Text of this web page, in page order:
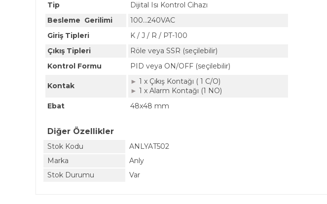
Tip
Dijital Isı Kontrol Cihazı
Besleme Gerilimi
100...240VAC
Giriş Tipleri
K / J / R / PT-100
Çıkış Tipleri
Röle veya SSR (seçilebilir)
Kontrol Formu
PID veya ON/OFF (seçilebilir)
Kontak ► 1 x Çıkış Kontağı ( 1 C/O)
► 1 x Alarm Kontağı (1 NO)
Ebat
48x48 mm
Diğer Özellikler
Stok Kodu
ANLYAT502
Marka
Anly
Stok Durumu
Var